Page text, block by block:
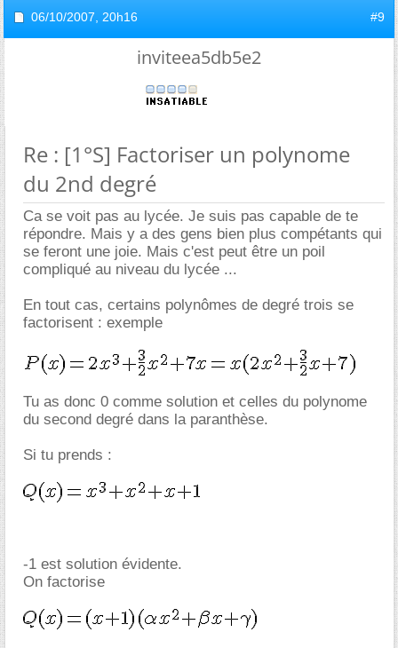
06/10/2007, 20h16 #9
inviteea5db5e2
Re : [1°S] Factoriser un polynome
du 2nd degré
Ca se voit pas au lycée. Je suis pas capable de te
répondre. Mais y a des gens bien plus compétants qui
se feront une joie. Mais c'est peut être un poil
compliqué au niveau du lycée ...
En tout cas, certains polynômes de degré trois se
factorisent : exemple
Tu as donc 0 comme solution et celles du polynome
du second degré dans la paranthèse.
Si tu prends :
-1 est solution évidente.
On factorise